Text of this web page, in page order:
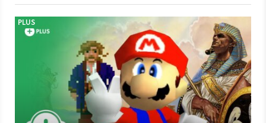
PLUS